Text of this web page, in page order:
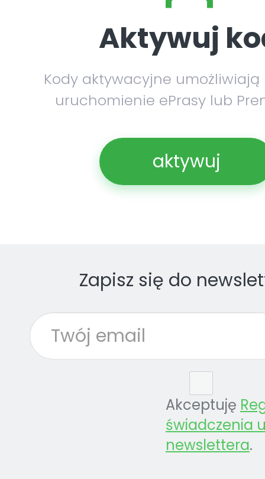
Aktywuj
Kody aktywacyjne umożliwiają
uruchomienie ePrasy lub
aktywuj
Zapisz się do
Akceptuję
świadczenia
newslettera.